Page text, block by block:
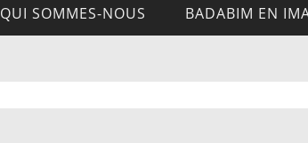
QUI SOMMES-NOUS BADABIM EN